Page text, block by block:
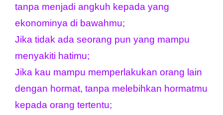
tanpa menjadi angkuh kepada yang
ekonominya di bawahmu;
Jika tidak ada seorang pun yang mampu
menyakiti hatimu;
Jika kau mampu memperlakukan orang lain
dengan hormat, tanpa melebihkan hormatmu
kepada orang tertentu;